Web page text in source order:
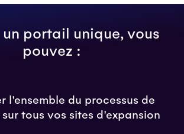
portail unique, vous
pouvez :
l'ensemble du processus de
tous vos sites d'expansion